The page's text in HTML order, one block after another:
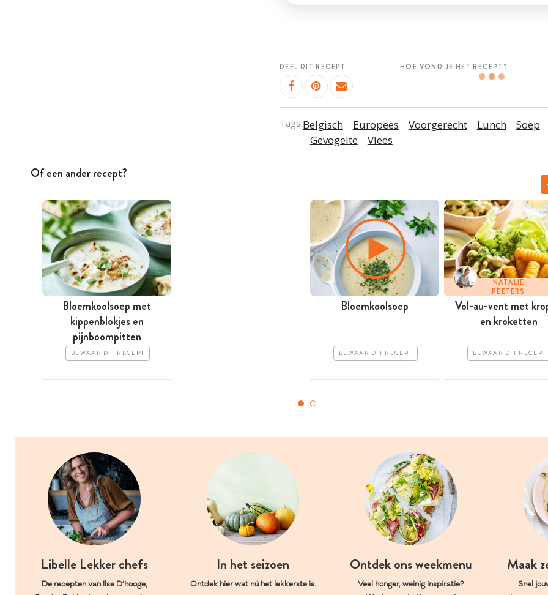
DEEL DIT RECEPT HOE VOND JE HET RECEPT?
Tags:Belgisch Europees Voorgerecht Lunch
Soep
Gevogelte
Vlees
Of een ander recept?
Bloemkoolsoep met
kippenblokjes en
pijnboompitten
BEWAAR DIT RECEPT
Bloemkoolsoep
BEWAAR DIT RECEPT
NATALIE
PEETERS
Vol-au-vent met
en kroketten
BEWAAR DIT RECEPT
Libelle Lekker chefs
De recepten van Ilse D’hooge,
In het seizoen
Ontdek hier wat nú het lekkerste is.
Ontdek ons weekmenu
Veel honger, weinig inspiratie?
Maak
Snel